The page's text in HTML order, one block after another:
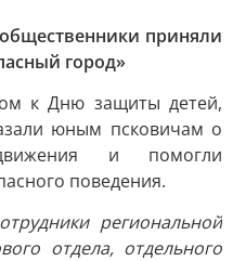
приняли
город»
к Дню защиты детей,
юным псковичам о
и помогли
поведения.
региональной
отдела, отдельного